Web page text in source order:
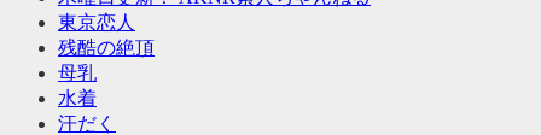
東京恋人
残酷の絶頂
母乳
水着
汗だく